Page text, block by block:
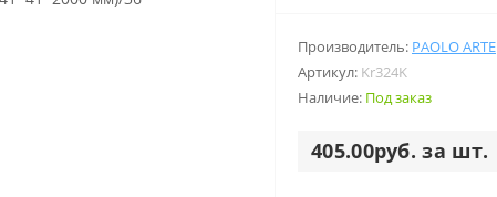
Производитель: PAOLO ARTE
Артикул: Kr324K
Наличие: Под заказ
405.00руб. за шт.